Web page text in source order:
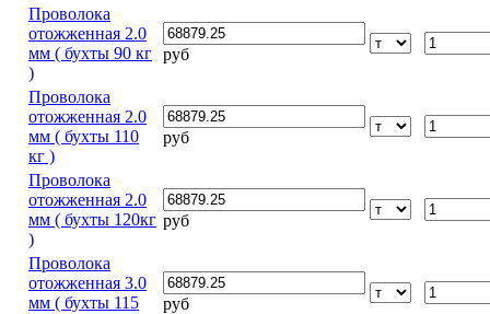
Проволока
отожженная 2.0
мм ( бухты 90 кг
)
руб
Проволока
отожженная 2.0
мм ( бухты 110
кг )
руб
Проволока
отожженная 2.0
мм ( бухты 120кг
)
руб
Проволока
отожженная 3.0
мм ( бухты 115
руб